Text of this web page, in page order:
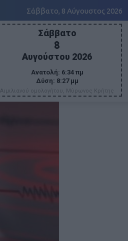
Σάββατο, 8 Αύγουστος 2026
Σάββατο
8
Αυγούστου 2026
Ανατολή: 6:34 πμ
Δύση: 8:27 μμ
Αιμιλιανού ομολογήτου, Μύρωνος Κρήτης